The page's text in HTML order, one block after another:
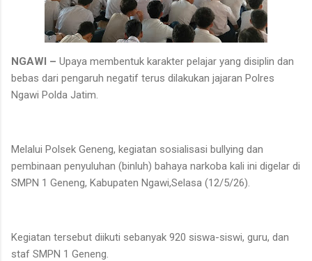
NGAWI – Upaya membentuk karakter pelajar yang disiplin dan
bebas dari pengaruh negatif terus dilakukan jajaran Polres
Ngawi Polda Jatim.
Melalui Polsek Geneng, kegiatan sosialisasi bullying dan
pembinaan penyuluhan (binluh) bahaya narkoba kali ini digelar di
SMPN 1 Geneng, Kabupaten Ngawi,Selasa (12/5/26).
Kegiatan tersebut diikuti sebanyak 920 siswa-siswi, guru, dan
staf SMPN 1 Geneng.